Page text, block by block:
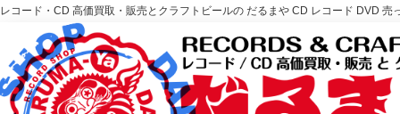
レコード・CD 高価買取・販売とクラフトビールの だるまや CD レコード DVD
レコード高価買取はこちら
HOME